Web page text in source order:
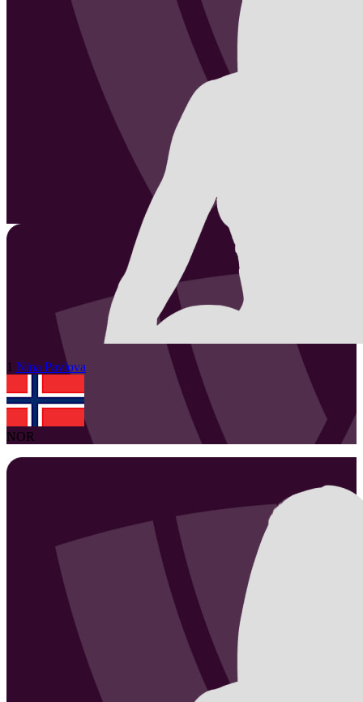
1 Nina Pavlova
NOR